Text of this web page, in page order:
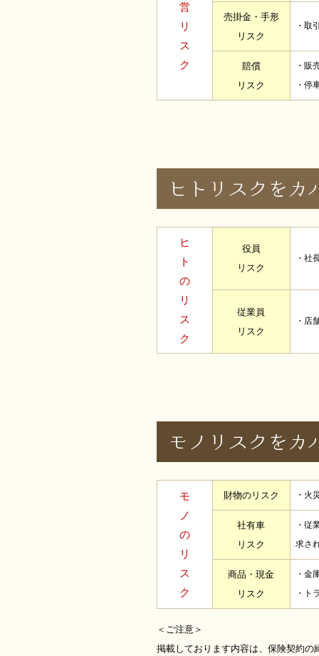
営
リ
ス
ク
売掛金・手形
リスク
・取
賠償
リスク
・販
・停
ヒ
ト
の
リ
ス
ク
役員
リスク
・社
従業員
リスク
・店
モ
ノ
の
リ
ス
ク
財物のリスク ・火
社有車
リスク
・従
求さ
商品・現金
リスク
・金
・ト
＜ご注意＞
掲載しております内容は、保険契約